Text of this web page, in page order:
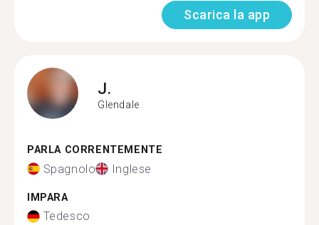
Scarica la app
J.
Glendale
PARLA CORRENTEMENTE
Spagnolo Inglese
IMPARA
Tedesco